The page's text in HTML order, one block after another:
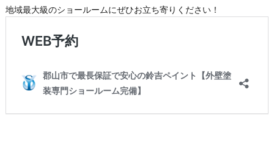
地域最大級のショールームにぜひお立ち寄りください！